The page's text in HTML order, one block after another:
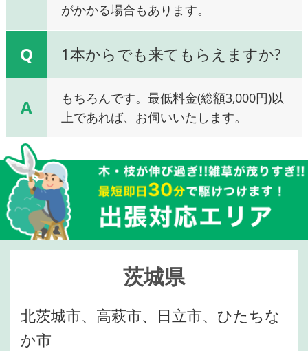
がかかる場合もあります。
Q 1本からでも来てもらえますか?
A
もちろんです。最低料金(総額3,000円)以
上であれば、お伺いいたします。
茨城県
北茨城市、高萩市、日立市、ひたちな
か市